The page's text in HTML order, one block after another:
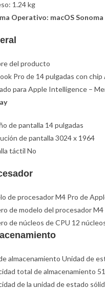
1.24 kg
Operativo: macOS Sonoma
del producto
Pro de 14 pulgadas con chip
para Apple Intelligence –
de pantalla 14 pulgadas
de pantalla 3024 x 1964
táctil No
de procesador M4 Pro de
de modelo del procesador
de núcleos de CPU 12
almacenamiento Unidad de
total de almacenamiento
de la unidad de estado